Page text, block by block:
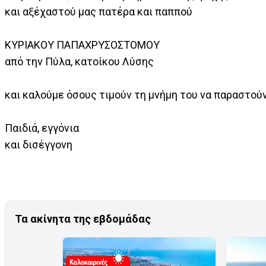
και αξέχαστού μας πατέρα και παππού
ΚΥΡΙΑΚΟΥ ΠΑΠΑΧΡΥΣΟΣΤΟΜΟΥ
από την Πύλα, κατοίκου Λύσης
και καλούμε όσους τιμούν τη μνήμη του να
Παιδιά, εγγόνια
και δισέγγονη
Τα ακίνητα της εβδομάδας